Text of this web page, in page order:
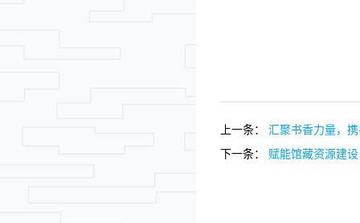
上一条： 汇聚书香力量，
下一条： 赋能馆藏资源建